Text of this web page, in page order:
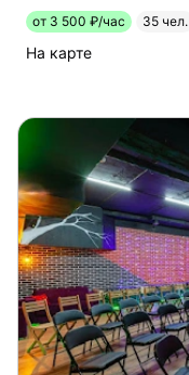
от 3 500 ₽/час 35 чел.
На карте